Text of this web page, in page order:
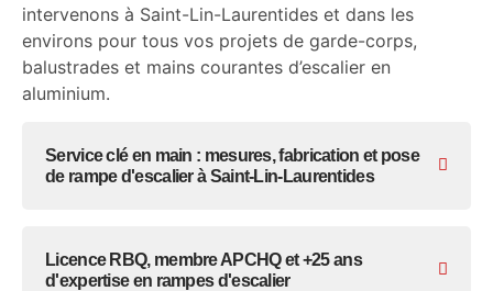
intervenons à Saint-Lin-Laurentides et dans les
environs pour tous vos projets de garde-corps,
balustrades et mains courantes d’escalier en
aluminium.
Service clé en main : mesures, fabrication et pose
de rampe d'escalier à Saint-Lin-Laurentides
Licence RBQ, membre APCHQ et +25 ans
d'expertise en rampes d'escalier